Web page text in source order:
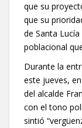
que su
que su
de Santa
poblacional
Durante la
este jueves,
del alcalde
con el tono
sintió